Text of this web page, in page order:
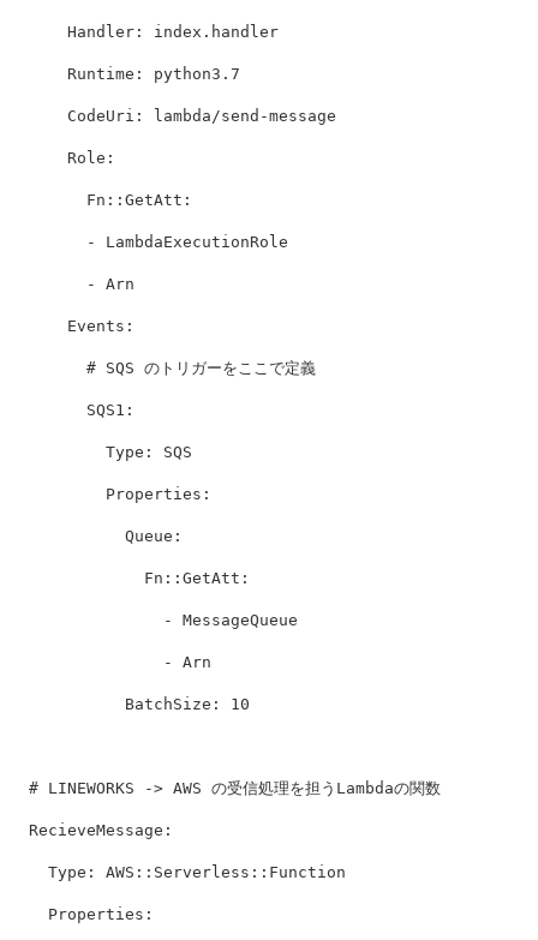
Handler : index.handler
Runtime : python3.7
CodeUri : lambda/send-message
Role :
Fn::GetAtt:
- LambdaExecutionRole
- Arn
Events :
# SQS のトリガーをここで定義
SQS1 :
Type : SQS
Properties :
Queue :
Fn::GetAtt:
- MessageQueue
- Arn
BatchSize : 10
# LINEWORKS -> AWS の受信処理を担うLambdaの関数
RecieveMessage :
Type : AWS::Serverless::Function
Properties :